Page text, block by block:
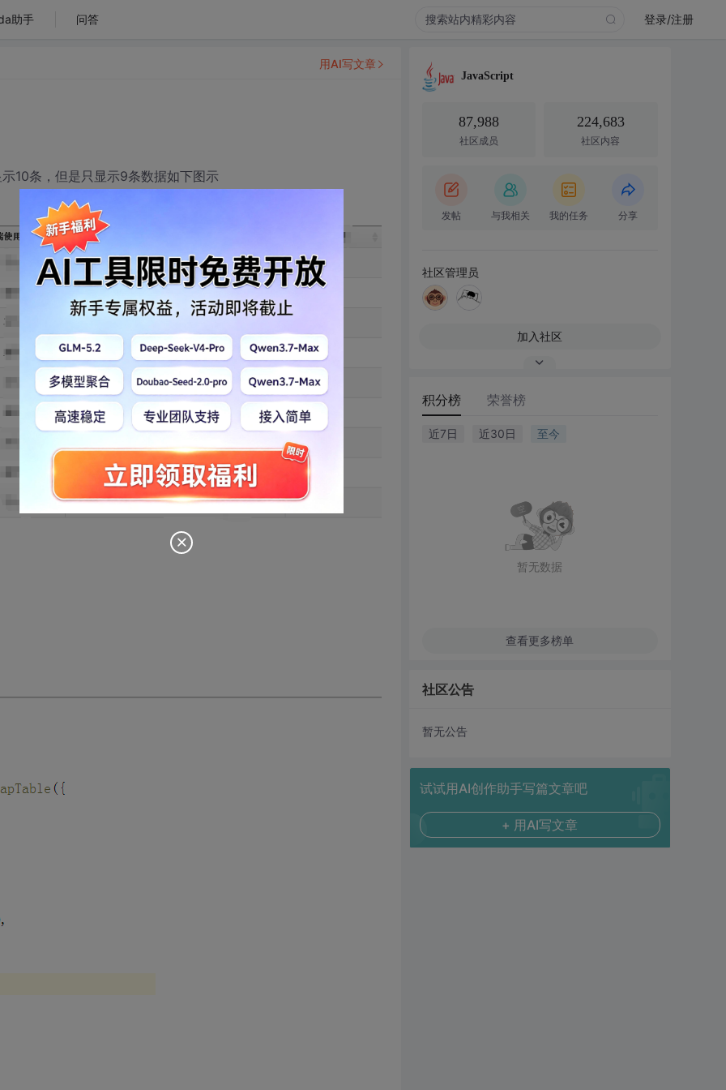
助手 问答 登录/注册
10条，但是只显示9条数据如下图示
用AI写文章
JavaScript
87,988
社区成员
224,683
社区内容
发帖 与我相关 我的任务 分享
社区管理员
加入社区
积分榜 荣誉榜
近7日 近30日 至今
暂无数据
查看更多榜单
社区公告
暂无公告
试试用AI创作助手写篇文章吧
+ 用AI写文章